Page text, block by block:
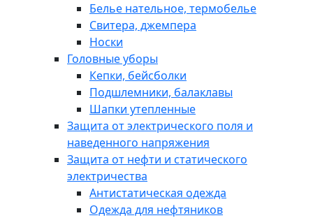
Белье нательное, термобелье
Свитера, джемпера
Носки
Головные уборы
Кепки, бейсболки
Подшлемники, балаклавы
Шапки утепленные
Защита от электрического поля и
наведенного напряжения
Защита от нефти и статического
электричества
Антистатическая одежда
Одежда для нефтяников